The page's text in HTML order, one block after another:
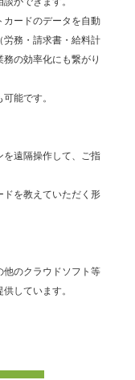
カードのデータを自動
労務・請求書・給料計
の効率化にも繋がり
能です。
を遠隔操作して、ご指
ドを教えていただく形
他のクラウドソフト等
しています。